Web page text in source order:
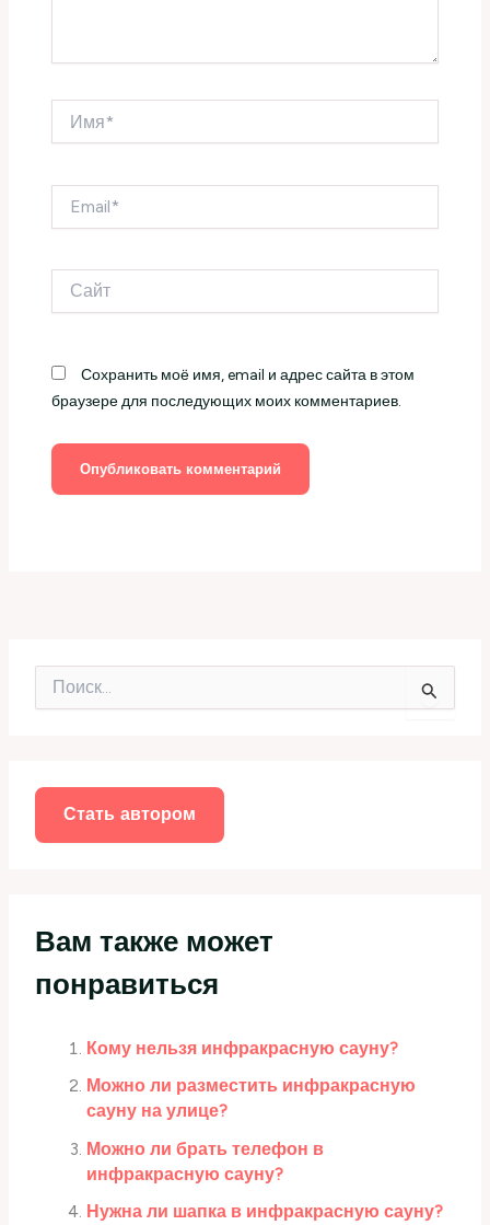
Сохранить моё имя, email и адрес сайта в этом
браузере для последующих моих комментариев.
Стать автором
Вам также может
понравиться
Кому нельзя инфракрасную сауну?
Можно ли разместить инфракрасную
сауну на улице?
Можно ли брать телефон в
инфракрасную сауну?
Нужна ли шапка в инфракрасную сауну?